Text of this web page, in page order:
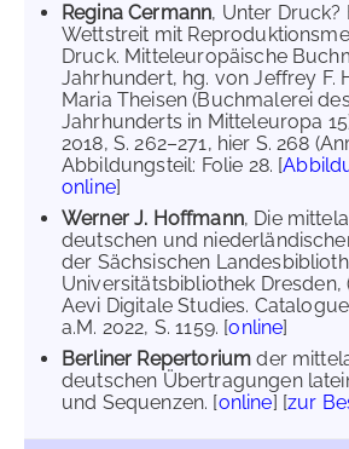
Regina Cermann, Unter
Wettstreit mit
Druck. Mitteleuropäische
Jahrhundert, hg. von Jeffrey F.
Maria Theisen (Buchmalerei
Jahrhunderts in Mitteleuropa
2018, S. 262–271, hier S. 268
Abbildungsteil: Folie 28. [
online]
Werner J. Hoffmann, Die
deutschen und
der Sächsischen
Universitätsbibliothek
Aevi Digitale Studies.
a.M. 2022, S. 1159. [online]
Berliner Repertorium der
deutschen Übertragungen
und Sequenzen. [online] [zur